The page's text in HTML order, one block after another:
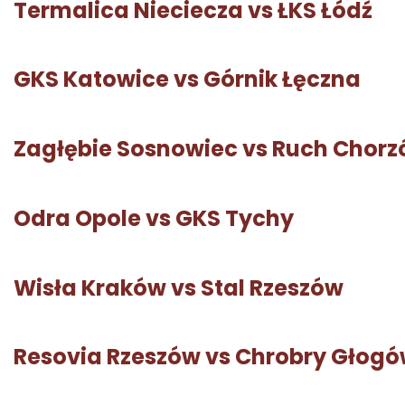
Termalica Nieciecza vs ŁKS Łódź
GKS Katowice vs Górnik Łęczna
Zagłębie Sosnowiec vs Ruch
Odra Opole vs GKS Tychy
Wisła Kraków vs Stal Rzeszów
Resovia Rzeszów vs Chrobry